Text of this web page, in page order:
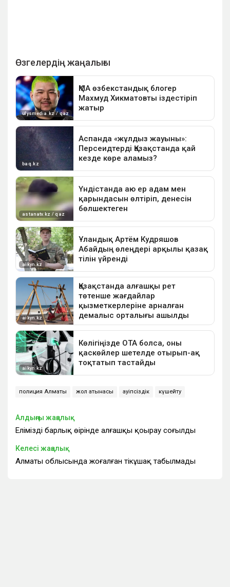
полиция Алматы жол қатынасы қауіпсіздік күшейту
Алдыңғы жаңалық
Еліміздің барлық өңірінде алғашқы қоңырау соғылды
Келесі жаңалық
Алматы облысында жоғалған тікұшақ табылмады